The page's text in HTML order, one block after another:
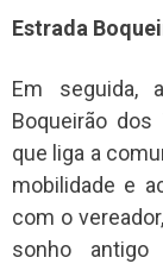
Estrada
Em seguida,
Boqueirão
que liga a
mobilidade e
com o
sonho